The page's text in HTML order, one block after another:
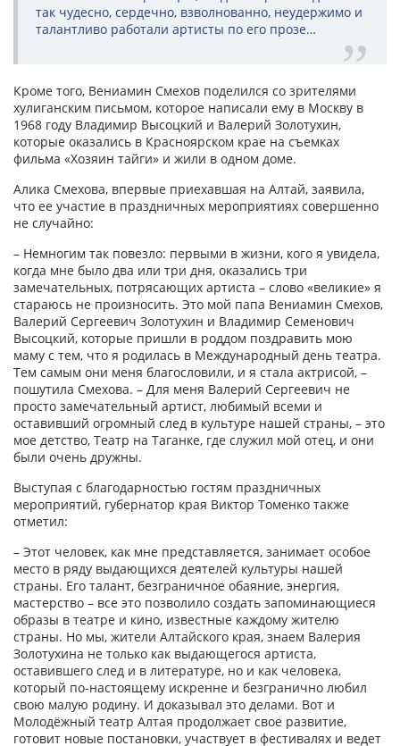
так чудесно, сердечно, взволнованно, неудержимо и
талантливо работали артисты по его прозе…
Кроме того, Вениамин Смехов поделился со зрителями
хулиганским письмом, которое написали ему в Москву в
1968 году Владимир Высоцкий и Валерий Золотухин,
которые оказались в Красноярском крае на съемках
фильма «Хозяин тайги» и жили в одном доме.
Алика Смехова, впервые приехавшая на Алтай, заявила,
что ее участие в праздничных мероприятиях совершенно
не случайно:
– Немногим так повезло: первыми в жизни, кого я увидела,
когда мне было два или три дня, оказались три
замечательных, потрясающих артиста – слово «великие» я
стараюсь не произносить. Это мой папа Вениамин Смехов,
Валерий Сергеевич Золотухин и Владимир Семенович
Высоцкий, которые пришли в роддом поздравить мою
маму с тем, что я родилась в Международный день театра.
Тем самым они меня благословили, и я стала актрисой, –
пошутила Смехова. – Для меня Валерий Сергеевич не
просто замечательный артист, любимый всеми и
оставивший огромный след в культуре нашей страны, – это
мое детство, Театр на Таганке, где служил мой отец, и они
были очень дружны.
Выступая с благодарностью гостям праздничных
мероприятий, губернатор края Виктор Томенко также
отметил:
– Этот человек, как мне представляется, занимает особое
место в ряду выдающихся деятелей культуры нашей
страны. Его талант, безграничное обаяние, энергия,
мастерство – все это позволило создать запоминающиеся
образы в театре и кино, известные каждому жителю
страны. Но мы, жители Алтайского края, знаем Валерия
Золотухина не только как выдающегося артиста,
оставившего след и в литературе, но и как человека,
который по-настоящему искренне и безгранично любил
свою малую родину. И доказывал это делами. Вот и
Молодёжный театр Алтая продолжает свое развитие,
готовит новые постановки, участвует в фестивалях и ведет